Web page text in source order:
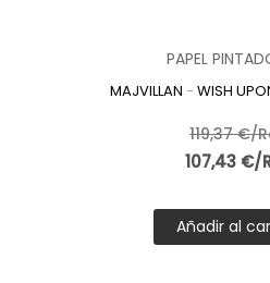
PAPEL
MAJVILLAN - WISH
119,37 €/
107,43 €/
Añadir al